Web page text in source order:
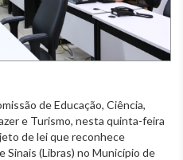
de Educação, Ciência,
e Turismo, nesta quinta-feira
de lei que reconhece
Sinais (Libras) no Município de